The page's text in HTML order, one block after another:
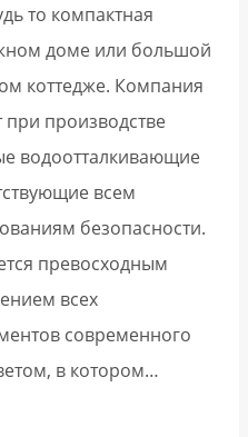
то компактная
доме или большой
коттедже. Компания
при производстве
водоотталкивающие
всем
безопасности.
превосходным
всех
современного
в котором…